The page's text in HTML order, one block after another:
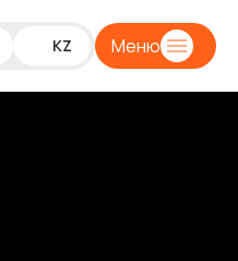
KZ Меню